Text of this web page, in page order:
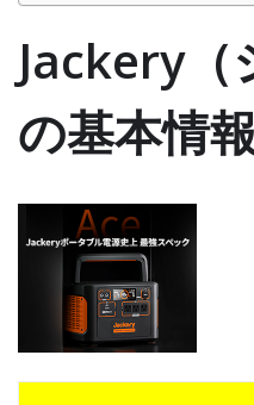
Jackery（
の基本情